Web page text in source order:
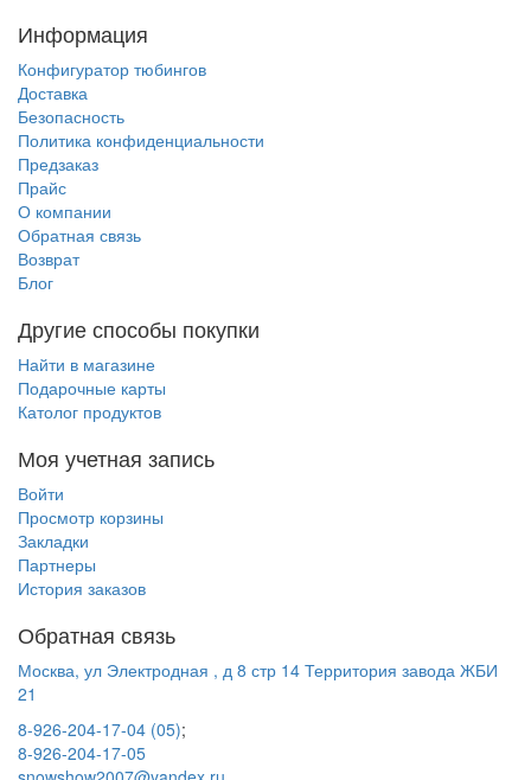
Информация
Конфигуратор тюбингов
Доставка
Безопасность
Политика конфиденциальности
Предзаказ
Прайс
О компании
Обратная связь
Возврат
Блог
Другие способы покупки
Найти в магазине
Подарочные карты
Католог продуктов
Моя учетная запись
Войти
Просмотр корзины
Закладки
Партнеры
История заказов
Обратная связь
Москва, ул Электродная , д 8 стр 14 Территория завода ЖБИ
21
8-926-204-17-04 (05);
8-926-204-17-05